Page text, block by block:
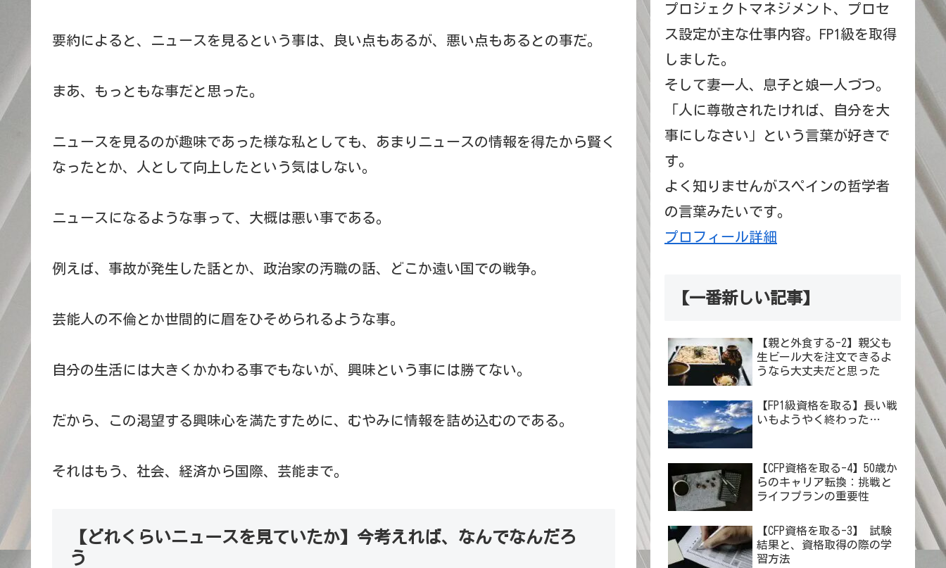
要約によると、ニュースを見るという事は、良い点もあるが、悪い点もあるとの事だ。
まあ、もっともな事だと思った。
ニュースを見るのが趣味であった様な私としても、あまりニュースの情報を得たから賢く
なったとか、人として向上したという気はしない。
ニュースになるような事って、大概は悪い事である。
例えば、事故が発生した話とか、政治家の汚職の話、どこか遠い国での戦争。
芸能人の不倫とか世間的に眉をひそめられるような事。
自分の生活には大きくかかわる事でもないが、興味という事には勝てない。
だから、この渇望する興味心を満たすために、むやみに情報を詰め込むのである。
それはもう、社会、経済から国際、芸能まで。
【どれくらいニュースを見ていたか】今考えれば、なんでなんだろ
う
プロジェクトマネジメント、プロセ
ス設定が主な仕事内容。FP1級を取得
しました。
そして妻一人、息子と娘一人づつ。
「人に尊敬されたければ、自分を大
事にしなさい」という言葉が好きで
す。
よく知りませんがスペインの哲学者
の言葉みたいです。
プロフィール詳細
【一番新しい記事】
【親と外食する-2】親父も
生ビール大を注文できるよ
うなら大丈夫だと思った
【FP1級資格を取る】長い戦
いもようやく終わった…
【CFP資格を取る-4】50歳か
らのキャリア転換：挑戦と
ライフプランの重要性
【CFP資格を取る-3】 試験
結果と、資格取得の際の学
習方法